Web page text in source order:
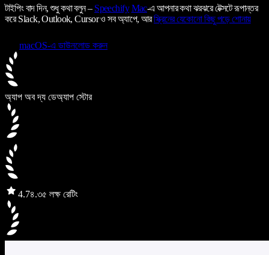
টাইপিং বাদ দিন, শুধু কথা বলুন – Speechify Mac-এ আপনার কথা ঝরঝরে টেক্সটে রূপান্তর
করে Slack, Outlook, Cursor ও সব অ্যাপে, আরস্ক্রিনের যেকোনো কিছু পড়ে শোনায়
macOS-এ ডাউনলোড করুন
অ্যাপ অব দ্য ডেঅ্যাপ স্টোর
4.7৪.৩৫ লক্ষ রেটিং